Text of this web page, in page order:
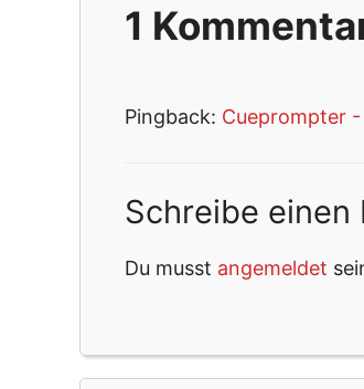
1
Pingback: Cueprompter
Schreibe einen
Du musst angemeldet